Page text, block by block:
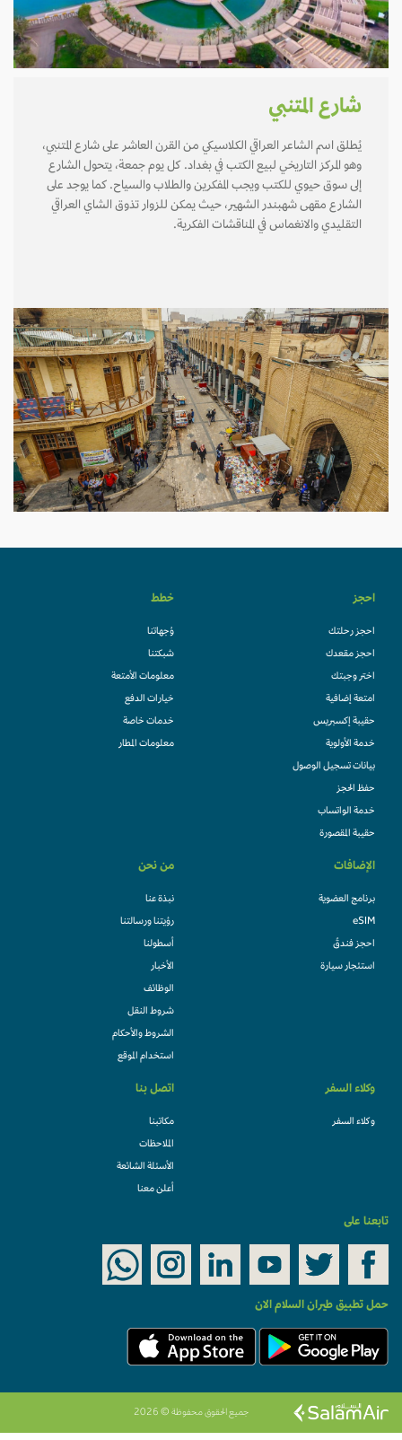
شارع المتنبي
يُطلق اسم الشاعر العراقي الكلاسيكي من القرن العاشر على شارع المتنبي،
وهو المركز التاريخي لبيع الكتب في بغداد. كل يوم جمعة، يتحول الشارع
إلى سوق حيوي للكتب ويجب المفكرين والطلاب والسياح. كما يوجد على
الشارع مقهى شهبندر الشهير، حيث يمكن للزوار تذوق الشاي العراقي
التقليدي والانغماس في المناقشات الفكرية.
احجز
احجز رحلتك
احجز مقعدك
اختر وجبتك
امتعة إضافية
حقيبة إكسبريس
خدمة الأولوية
بيانات تسجيل الوصول
حفظ الحجز
خدمة الواتساب
حقيبة المقصورة
خطط
وُجهاتنا
شبكتنا
معلومات الأمتعة
خيارات الدفع
خدمات خاصة
معلومات المطار
الإضافات
برنامج العضوية
eSIM
احجز فندقً
استئجار سيارة
من نحن
نبذة عنا
رؤيتنا ورسالتنا
أسطولنا
الأخبار
الوظائف
شروط النقل
الشروط والأحكام
استخدام الموقع
وكلاء السفر
وكلاء السفر
اتصل بنا
مكاتبنا
الملاحظات
الأسئلة الشائعة
أعلن معنا
تابعنا على
حمل تطبيق طيران السلام الان
جميع الحقوق محفوظة © 2026